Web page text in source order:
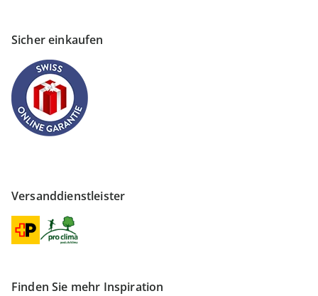
Sicher einkaufen
Versanddienstleister
Finden Sie mehr Inspiration